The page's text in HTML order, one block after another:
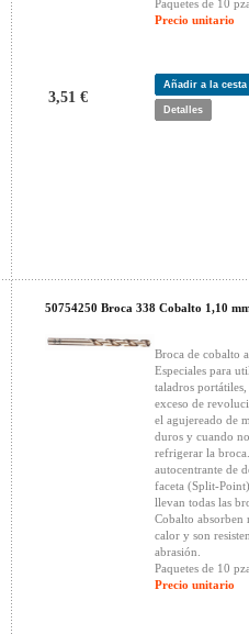
Paquetes de 10
Precio unitario
3,51 €
Añadir a la cesta
Detalles
50754250 Broca 338 Cobalto 1,10
Broca de cobalto
Especiales para
taladros portátiles,
exceso de
el agujereado de
duros y cuando
refrigerar la
autocentrante de
faceta (Split-
llevan todas las
Cobalto absorben
calor y son
abrasión.
Paquetes de 10
Precio unitario